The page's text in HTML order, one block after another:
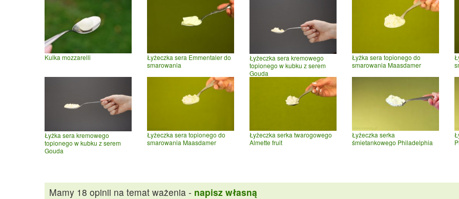
Kulka mozzarelli
Łyżeczka sera Emmentaler do
smarowania
Łyżeczka sera kremowego
topionego w kubku z serem
Gouda
Łyżka sera topionego do
smarowania Maasdamer
Łyżka sera kremowego
topionego w kubku z serem
Gouda
Łyżeczka sera topionego do
smarowania Maasdamer
Łyżeczka serka twarogowego
Almette fruit
Łyżeczka serka
śmietankowego Philadelphia
Mamy 18 opinii na temat ważenia - napisz własną